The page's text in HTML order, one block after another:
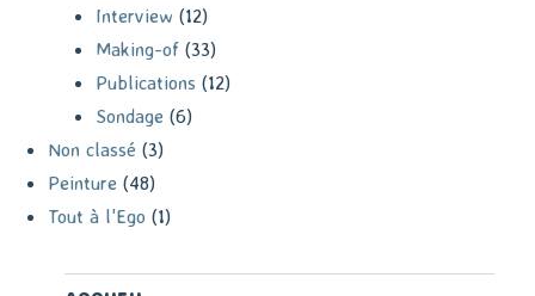
Interview (12)
Making-of (33)
Publications (12)
Sondage (6)
Non classé (3)
Peinture (48)
Tout à l'Ego (1)